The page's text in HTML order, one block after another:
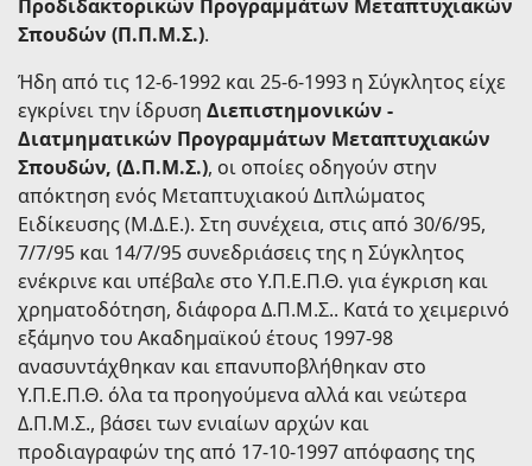
Προδιδακτορικών Προγραμμάτων Μεταπτυχιακών
Σπουδών (Π.Π.Μ.Σ.).
Ήδη από τις 12-6-1992 και 25-6-1993 η Σύγκλητος είχε
εγκρίνει την ίδρυση Διεπιστημονικών -
Διατμηματικών Προγραμμάτων Μεταπτυχιακών
Σπουδών, (Δ.Π.Μ.Σ.), οι οποίες οδηγούν στην
απόκτηση ενός Μεταπτυχιακού Διπλώματος
Ειδίκευσης (Μ.Δ.Ε.). Στη συνέχεια, στις από 30/6/95,
7/7/95 και 14/7/95 συνεδριάσεις της η Σύγκλητος
ενέκρινε και υπέβαλε στο Υ.Π.Ε.Π.Θ. για έγκριση και
χρηματοδότηση, διάφορα Δ.Π.Μ.Σ.. Κατά το χειμερινό
εξάμηνο του Ακαδημαϊκού έτους 1997-98
ανασυντάχθηκαν και επανυποβλήθηκαν στο
Υ.Π.Ε.Π.Θ. όλα τα προηγούμενα αλλά και νεώτερα
Δ.Π.Μ.Σ., βάσει των ενιαίων αρχών και
προδιαγραφών της από 17-10-1997 απόφασης της